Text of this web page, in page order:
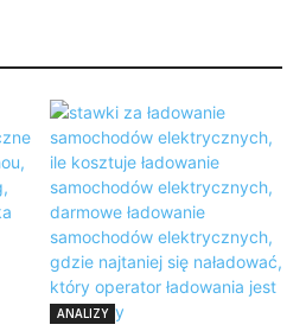
ANALIZY